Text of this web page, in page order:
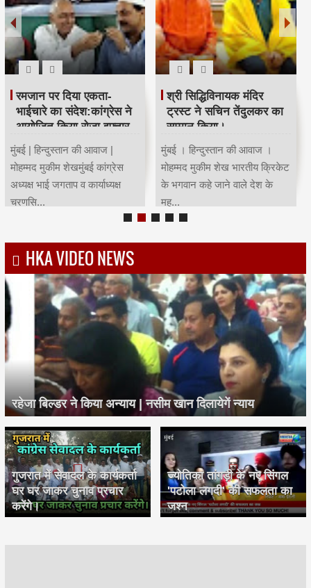
रमजान पर दिया एकता-
भाईचारे का संदेश:कांग्रेस ने
आयोजित किया रोजा इफ्तार
मुंबई | हिन्दुस्तान की आवाज |
मोहम्मद मुकीम शेखमुंबई कांग्रेस
अध्यक्ष भाई जगताप व कार्याध्यक्ष
चरणसि...
श्री सिद्धिविनायक मंदिर
ट्रस्ट ने सचिन तेंदुलकर का
सम्मान किया।
मुंबई । हिन्दुस्तान की आवाज ।
मोहम्मद मुकीम शेख भारतीय क्रिकेट
के भगवान कहे जाने वाले देश के
मह...
HKA VIDEO NEWS
रहेजा बिल्डर ने किया अन्याय | नसीम खान दिलायेगें न्याय
गुजरात में सेवादल के कार्यकर्ता
घर घर जाकर चुनाव प्रचार
करेंगे।
ज्योतिका तांगड़ी के नए सिंगल
'पटोला लगदी' की सफलता का
जश्न